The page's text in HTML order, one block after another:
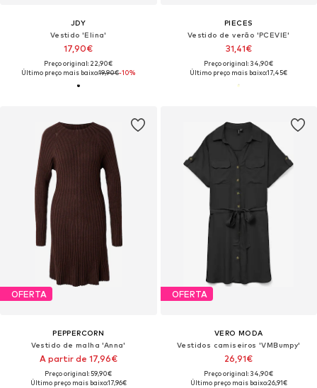
JDY
Vestido 'Elina'
17,90€
Preço original: 22,90€
Último preço mais baixo:19,90€-10%
PIECES
Vestido de verão 'PCEVIE'
31,41€
Preço original: 34,90€
Último preço mais baixo:17,45€
OFERTA
PEPPERCORN
Vestido de malha 'Anna'
A partir de 17,96€
Preço original: 59,90€
Último preço mais baixo:17,96€
OFERTA
VERO MODA
Vestidos camiseiros 'VMBumpy'
26,91€
Preço original: 34,90€
Último preço mais baixo:26,91€